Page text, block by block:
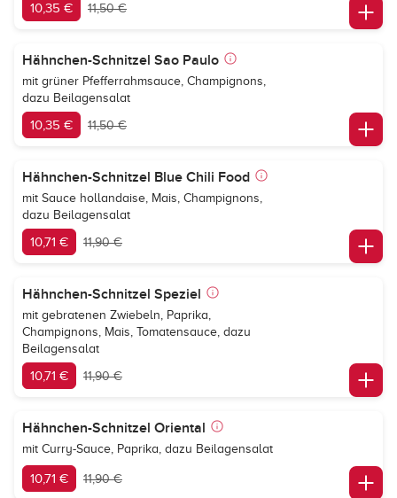
10,35 € 11,50 €
Hähnchen-Schnitzel Sao Paulo
mit grüner Pfefferrahmsauce, Champignons,
dazu Beilagensalat
10,35 € 11,50 €
Hähnchen-Schnitzel Blue Chili Food
mit Sauce hollandaise, Mais, Champignons,
dazu Beilagensalat
10,71 € 11,90 €
Hähnchen-Schnitzel Speziel
mit gebratenen Zwiebeln, Paprika,
Champignons, Mais, Tomatensauce, dazu
Beilagensalat
10,71 € 11,90 €
Hähnchen-Schnitzel Oriental
mit Curry-Sauce, Paprika, dazu Beilagensalat
10,71 € 11,90 €